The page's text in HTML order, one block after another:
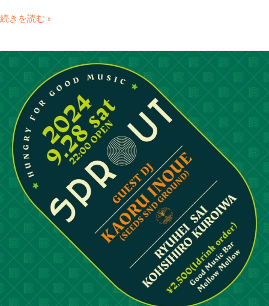
続きを読む »
2024.09.28sat
“Sprout”@Mellow
Mellow